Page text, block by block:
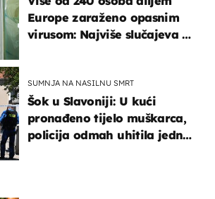
Europe zaraženo opasnim
virusom: Najviše slučajeva u
SUMNJA NA NASILNU SMRT
Šok u Slavoniji: U kući
pronađeno tijelo muškarca,
policija odmah uhitila jednu